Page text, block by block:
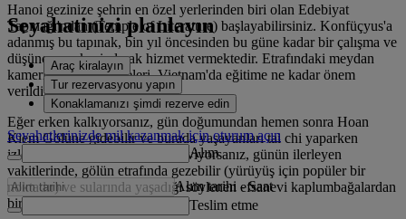
Hanoi gezinize şehrin en özel yerlerinden biri olan Edebiyat
Tapınağı'ndan (Temple of Literature) başlayabilirsiniz. Konfüçyus'a
adanmış bu tapınak, bin yıl öncesinden bu güne kadar bir çalışma ve
düşünce merkezi olarak hizmet vermektedir. Etrafındaki meydan
kameriyeleri ve bahçeleri, Vietnam'da eğitime ne kadar önem
verildiğini yansıtmaktadır.
Eğer erken kalkıyorsanız, gün doğumundan hemen sonra Hoan
Kiem Gölüne gidebilir ve burada yaşayanları tai chi yaparken
izleyebilirsiniz. Eğer uykuyu seviyorsanız, günün ilerleyen
vakitlerinde, gölün etrafında gezebilir (yürüyüş için popüler bir
noktadır) ve sularında yaşadığı söylenen efsanevi kaplumbağalardan
birini görmeye çalışabilirsiniz.
Seyahatinizi planlayın
Araç kiralayın
Tur rezervasyonu yapın
Konaklamanızı şimdi rezerve edin
Seyahatlerinizde mil kazanmak için oturum açın
Alım
Alım tarihi - Saat
Teslim etme